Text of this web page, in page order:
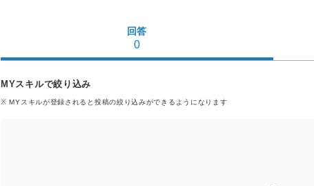
回答
0
MYスキルで絞り込み
※ MYスキルが登録される と投稿の絞り込みができるようになります